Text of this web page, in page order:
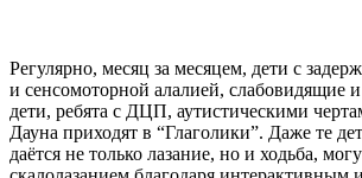
Регулярно, месяц за месяцем, дети с
и сенсомоторной алалией, слабовидящие
дети, ребята с ДЦП, аутистическими
Дауна приходят в “Глаголики”. Даже те
даётся не только лазание, но и ходьба,